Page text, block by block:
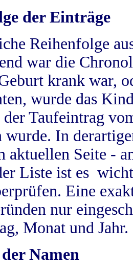
der Einträge
Reihenfolge
war die
krank war,
wurde das
der Taufeintrag
wurde. In
aktuellen Seite -
Liste ist es
Eine
nur
Monat und Jahr.
Namen